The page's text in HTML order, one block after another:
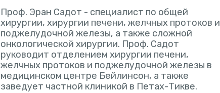
Проф. Эран Садот - специалист по общей
хирургии, хирургии печени, желчных протоков и
поджелудочной железы, а также сложной
онкологической хирургии. Проф. Садот
руководит отделением хирургии печени,
желчных протоков и поджелудочной железы в
медицинском центре Бейлинсон, а также
заведует частной клиникой в Петах-Тикве.